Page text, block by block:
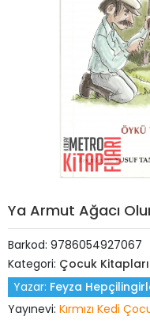
Ya Armut Ağacı
Barkod: 9786054927067
Kategori: Çocuk Kitapları
Yazar: Feyza
Yayınevi: Kırmızı Kedi